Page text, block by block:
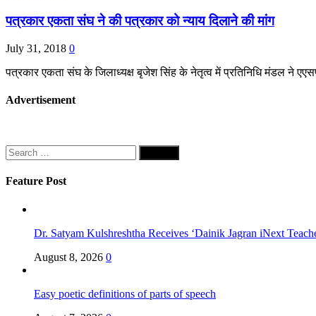
पत्रकार एकता संघ ने की पत्रकार को न्याय दिलाने की मांग
July 31, 2018 0
पत्रकार एकता संघ के जिलाध्यक्ष बृजेश सिंह के नेतृत्व में प्रतिनिधि मंडल ने
Advertisement
Search
for:
Feature Post
Dr. Satyam Kulshreshtha Receives ‘Dainik Jagran iNext
August 8, 2026 0
Easy poetic definitions of parts of speech